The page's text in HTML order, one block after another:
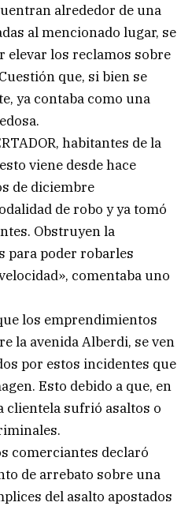
alrededor de una
al mencionado lugar, se
elevar los reclamos sobre
que, si bien se
ya contaba como una
habitantes de la
viene desde hace
de diciembre
de robo y ya tomó
Obstruyen la
para poder robarles
comentaba uno
los emprendimientos
la avenida Alberdi, se ven
por estos incidentes que
Esto debido a que, en
clientela sufrió asaltos o
comerciantes declaró
de arrebato sobre una
del asalto apostados